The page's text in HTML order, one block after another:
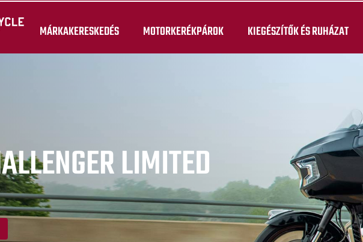
MÁRKAKERESKEDÉS MOTORKERÉKPÁROK KIEGÉSZÍTŐK ÉS RUHÁZAT
LIMITED